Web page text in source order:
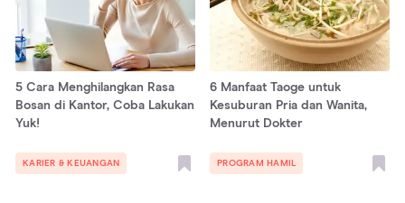
5 Cara Menghilangkan Rasa
Bosan di Kantor, Coba Lakukan
Yuk!
KARIER & KEUANGAN
6 Manfaat Taoge untuk
Kesuburan Pria dan Wanita,
Menurut Dokter
PROGRAM HAMIL